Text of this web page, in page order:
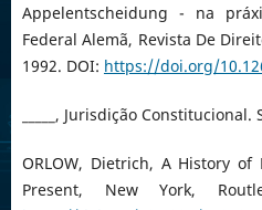
Appelentscheidung - na
Federal Alemã, Revista De
1992. DOI: https://doi.org/
_____, Jurisdição
ORLOW, Dietrich, A History
Present, New York,